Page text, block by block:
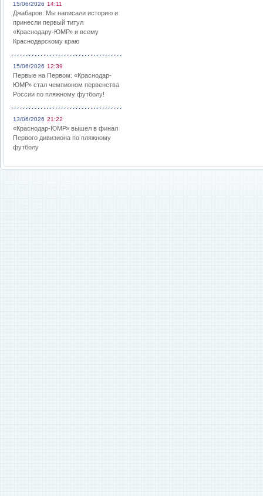
15/06/2026 14:11
Джабаров: Мы написали историю и
принесли первый титул
«Краснодару-ЮМР» и всему
Краснодарскому краю
15/06/2026 12:39
Первые на Первом: «Краснодар-
ЮМР» стал чемпионом первенства
России по пляжному футболу!
13/06/2026 21:22
«Краснодар-ЮМР» вышел в финал
Первого дивизиона по пляжному
футболу